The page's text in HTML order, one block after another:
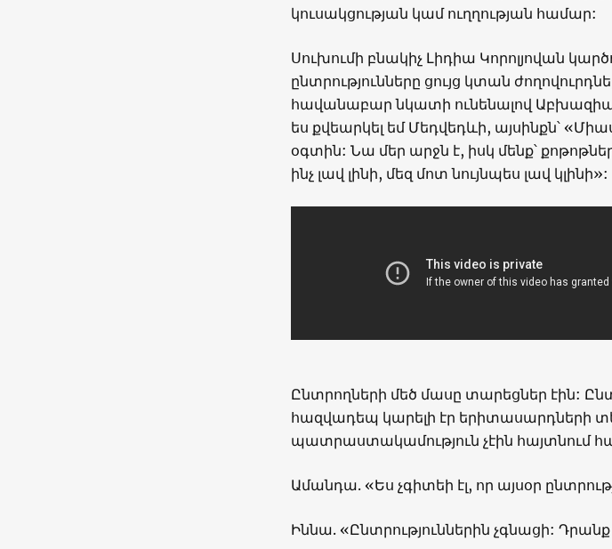
կուսակցության կամ ուղղության համար:
Սուխումի բնակիչ Լիդիա Կորոլյովան
ընտրությունները ցույց կտան
հավանաբար նկատի ունենալով
ես քվեարկել եմ Մեդվեդևի, այսինքն՝
օգտին: Նա մեր արջն է, իսկ մենք՝
ինչ լավ լինի, մեզ մոտ նույնպես լավ կլինի»:
Ընտրողների մեծ մասը տարեցներ էին:
հազվադեպ կարելի էր երիտասարդների
պատրաստակամություն չէին հայտնում
Ամանդա. «Ես չգիտեի էլ, որ այսօր
Իննա. «Ընտրություններին չգնացի: